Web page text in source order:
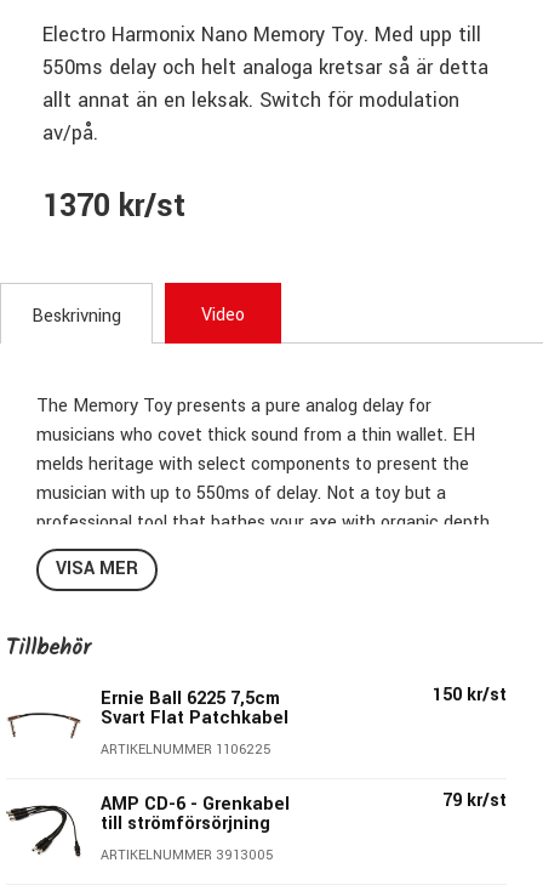
Electro Harmonix Nano Memory Toy. Med upp till
550ms delay och helt analoga kretsar så är detta
allt annat än en leksak. Switch för modulation
av/på.
1370 kr/st
Beskrivning Video
The Memory Toy presents a pure analog delay for
musicians who covet thick sound from a thin wallet. EH
melds heritage with select components to present the
musician with up to 550ms of delay. Not a toy but a
professional tool that bathes your axe with organic depth
and dimension. The selectable chorus is a lush bonus. No
one does analog like EH!
VISA MER
Tillbehör
Ernie Ball 6225 7,5cm
Svart Flat Patchkabel
ARTIKELNUMMER 1106225
150 kr/st
AMP CD-6 - Grenkabel
till strömförsörjning
ARTIKELNUMMER 3913005
79 kr/st